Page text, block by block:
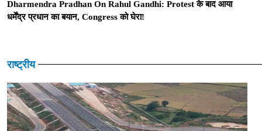
Dharmendra Pradhan On Rahul Gandhi: Protest के बाद आया
धर्मेंद्र प्रधान का बयान, Congress को घेरा!
राष्ट्रीय